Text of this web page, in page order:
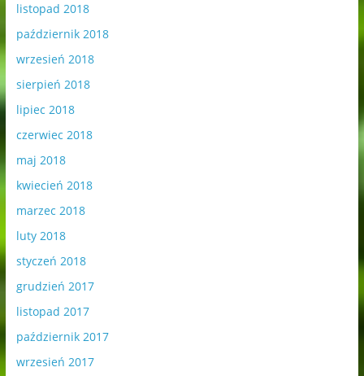
listopad 2018
październik 2018
wrzesień 2018
sierpień 2018
lipiec 2018
czerwiec 2018
maj 2018
kwiecień 2018
marzec 2018
luty 2018
styczeń 2018
grudzień 2017
listopad 2017
październik 2017
wrzesień 2017